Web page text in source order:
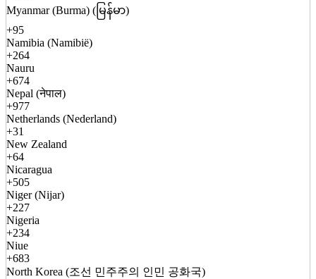
Myanmar (Burma) (မြန်မာ)
+95
Namibia (Namibië)
+264
Nauru
+674
Nepal (नेपाल)
+977
Netherlands (Nederland)
+31
New Zealand
+64
Nicaragua
+505
Niger (Nijar)
+227
Nigeria
+234
Niue
+683
North Korea (조선 민주주의 인민 공화국)